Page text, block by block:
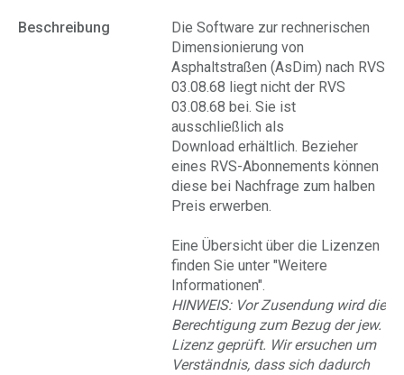
Beschreibung
Die Software zur rechnerischen
Dimensionierung von
Asphaltstraßen (AsDim) nach RVS
03.08.68 liegt nicht der RVS
03.08.68 bei. Sie ist
ausschließlich als
Download erhältlich. Bezieher
eines RVS-Abonnements können
diese bei Nachfrage zum halben
Preis erwerben.
Eine Übersicht über die Lizenzen
finden Sie unter "Weitere
Informationen".
HINWEIS: Vor Zusendung wird die
Berechtigung zum Bezug der jew.
Lizenz geprüft. Wir ersuchen um
Verständnis, dass sich dadurch